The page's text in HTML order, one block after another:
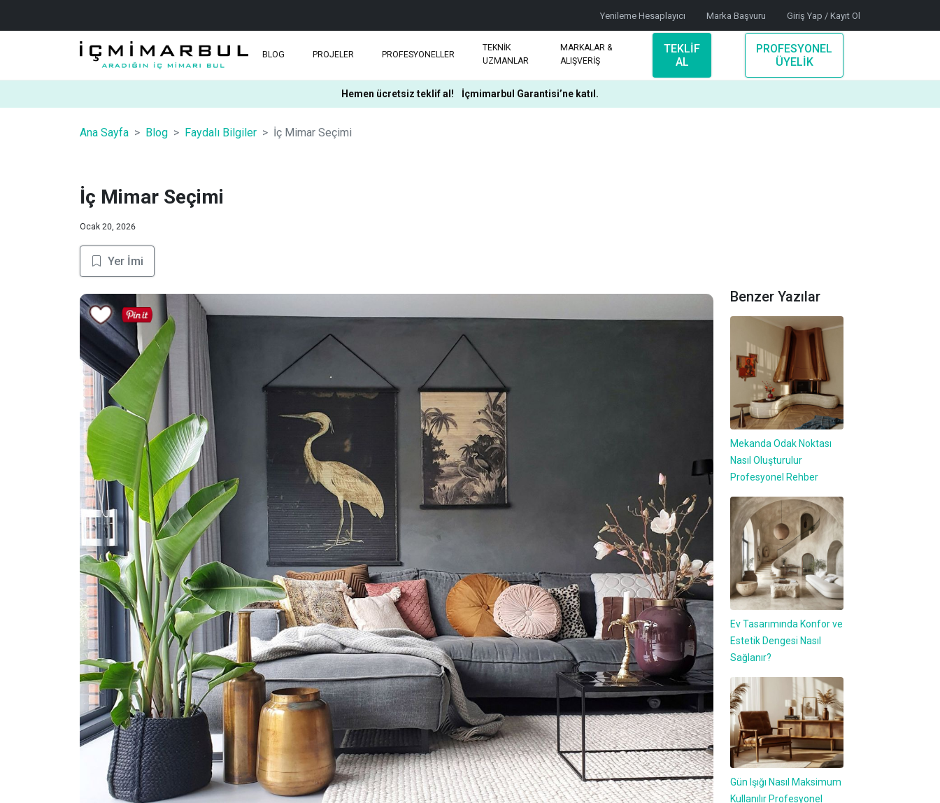
Yenileme Hesaplayıcı Marka Başvuru Giriş Yap / Kayıt Ol
BLOG PROJELER PROFESYONELLER
TEKNİK
UZMANLAR
MARKALAR &
ALIŞVERİŞ
TEKLİF
AL
PROFESYONEL
ÜYELİK
Hemen ücretsiz teklif al! İçmimarbul Garantisi’ne katıl.
Ana Sayfa Blog Faydalı Bilgiler İç Mimar Seçimi
İç Mimar Seçimi
Ocak 20, 2026
Yer İmi
Benzer Yazılar
Mekanda Odak Noktası
Nasıl Oluşturulur
Profesyonel Rehber
Ev Tasarımında Konfor ve
Estetik Dengesi Nasıl
Sağlanır?
Gün Işığı Nasıl Maksimum
Kullanılır Profesyonel